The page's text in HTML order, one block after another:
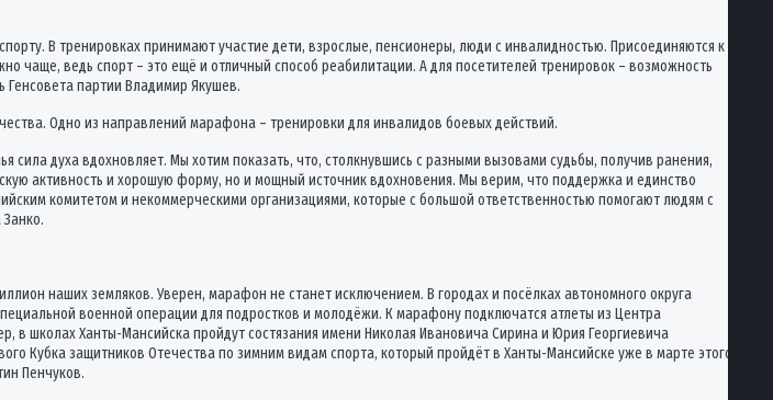
В тренировках принимают участие дети, взрослые, пенсионеры, люди с инвалидностью. Присоединяются к
чаще, ведь спорт – это ещё и отличный способ реабилитации. А для посетителей тренировок – возможность
Генсовета партии Владимир Якушев.
Одно из направлений марафона – тренировки для инвалидов боевых действий.
духа вдохновляет. Мы хотим показать, что, столкнувшись с разными вызовами судьбы, получив ранения,
активность и хорошую форму, но и мощный источник вдохновения. Мы верим, что поддержка и единство
комитетом и некоммерческими организациями, которые с большой ответственностью помогают людям с
наших земляков. Уверен, марафон не станет исключением. В городах и посёлках автономного округа
военной операции для подростков и молодёжи. К марафону подключатся атлеты из Центра
в школах Ханты-Мансийска пройдут состязания имени Николая Ивановича Сирина и Юрия Георгиевича
Кубка защитников Отечества по зимним видам спорта, который пройдёт в Ханты-Мансийске уже в марте этого
Пенчуков.